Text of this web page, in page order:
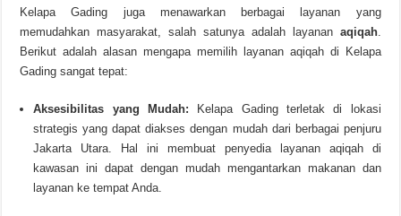
Kelapa Gading juga menawarkan berbagai layanan yang
memudahkan masyarakat, salah satunya adalah layanan aqiqah.
Berikut adalah alasan mengapa memilih layanan aqiqah di Kelapa
Gading sangat tepat:
Aksesibilitas yang Mudah: Kelapa Gading terletak di lokasi
strategis yang dapat diakses dengan mudah dari berbagai penjuru
Jakarta Utara. Hal ini membuat penyedia layanan aqiqah di
kawasan ini dapat dengan mudah mengantarkan makanan dan
layanan ke tempat Anda.